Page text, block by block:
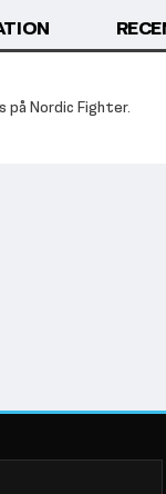
på Nordic Fighter.